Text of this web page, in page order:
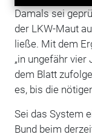
Damals sei
der LKW-Maut
ließe. Mit dem
„in ungefähr vier
dem Blatt
es, bis die
Sei das System
Bund beim